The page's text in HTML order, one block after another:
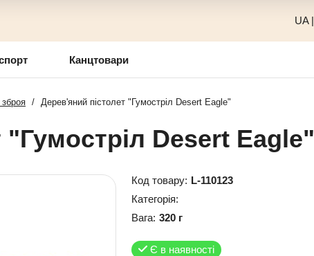
UA|
Канцтовари
зброя / Дерев'яний пістолет "Гумостріл Desert Eagle"
Desert Eagle"
Код товару: L-110123
Категорія:
Вага: 320 г
Є в наявності